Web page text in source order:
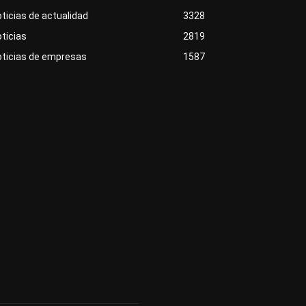
de actualidad
3328
2819
de empresas
1587